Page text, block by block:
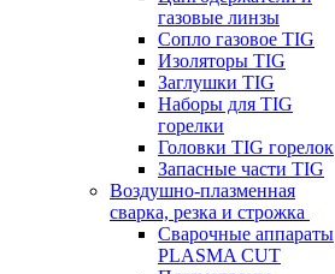
газовые линзы
Сопло газовое TIG
Изоляторы TIG
Заглушки TIG
Наборы для TIG
горелки
Головки TIG горелок
Запасные части TIG
Воздушно-плазменная
сварка, резка и строжка
Сварочные аппараты
PLASMA CUT